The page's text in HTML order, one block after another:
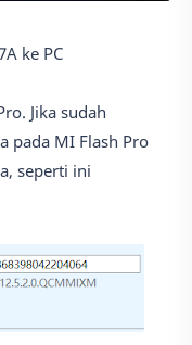
ke PC
Jika sudah
pada MI Flash Pro
seperti ini